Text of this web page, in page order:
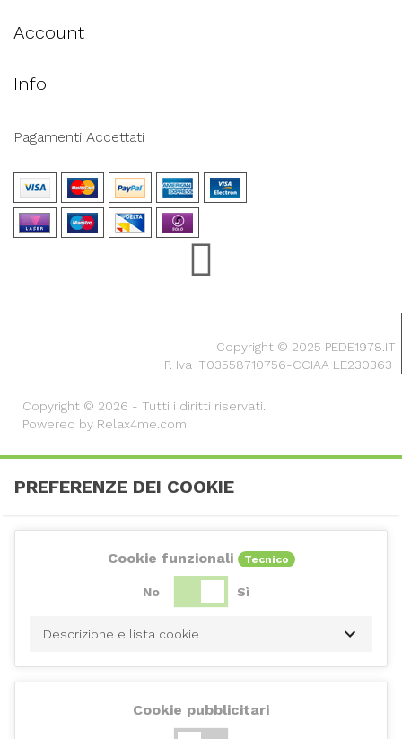
Account
Info
Pagamenti Accettati
Copyright © 2025 PEDE1978.IT
P. Iva IT03558710756-CCIAA LE230363
Copyright © 2026 - Tutti i diritti riservati.
Powered by Relax4me.com
PREFERENZE DEI COOKIE
Cookie funzionali Tecnico
No Sì
Descrizione e lista cookie
Cookie pubblicitari